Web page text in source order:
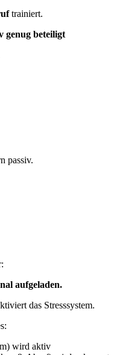
trainiert.
genug beteiligt
passiv.
aufgeladen.
das Stresssystem.
wird aktiv